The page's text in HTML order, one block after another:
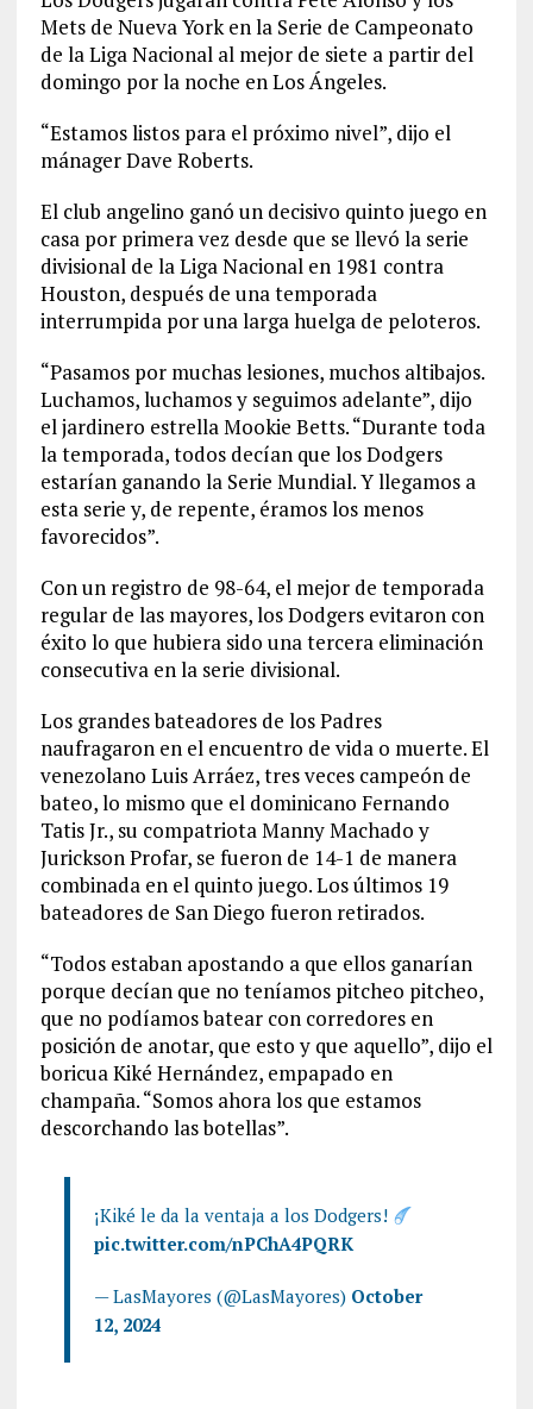
Mets de Nueva York en la Serie de Campeonato
de la Liga Nacional al mejor de siete a partir del
domingo por la noche en Los Ángeles.
“Estamos listos para el próximo nivel”, dijo el
mánager Dave Roberts.
El club angelino ganó un decisivo quinto juego en
casa por primera vez desde que se llevó la serie
divisional de la Liga Nacional en 1981 contra
Houston, después de una temporada
interrumpida por una larga huelga de peloteros.
“Pasamos por muchas lesiones, muchos altibajos.
Luchamos, luchamos y seguimos adelante”, dijo
el jardinero estrella Mookie Betts. “Durante toda
la temporada, todos decían que los Dodgers
estarían ganando la Serie Mundial. Y llegamos a
esta serie y, de repente, éramos los menos
favorecidos”.
Con un registro de 98-64, el mejor de temporada
regular de las mayores, los Dodgers evitaron con
éxito lo que hubiera sido una tercera eliminación
consecutiva en la serie divisional.
Los grandes bateadores de los Padres
naufragaron en el encuentro de vida o muerte. El
venezolano Luis Arráez, tres veces campeón de
bateo, lo mismo que el dominicano Fernando
Tatis Jr., su compatriota Manny Machado y
Jurickson Profar, se fueron de 14-1 de manera
combinada en el quinto juego. Los últimos 19
bateadores de San Diego fueron retirados.
“Todos estaban apostando a que ellos ganarían
porque decían que no teníamos pitcheo pitcheo,
que no podíamos batear con corredores en
posición de anotar, que esto y que aquello”, dijo el
boricua Kiké Hernández, empapado en
champaña. “Somos ahora los que estamos
descorchando las botellas”.
¡Kiké le da la ventaja a los Dodgers!
pic.twitter.com/nPChA4PQRK
— LasMayores (@LasMayores) October
12, 2024